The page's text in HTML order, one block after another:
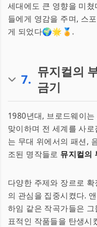
세대에도 큰 영향을 미
들에게 영감을 주며, 스
게 되었다🌍🌟🏅.
7. 뮤지컬의
금기
1980년대, 브로드웨이
맞이하며 전 세계를 사
는 무대 위에서의 패션,
조된 명작들로 뮤지컬의
다양한 주제와 장르로
의 관심을 집중시켰다.
하임 같은 작곡가들은
표적인 작품들을 탄생